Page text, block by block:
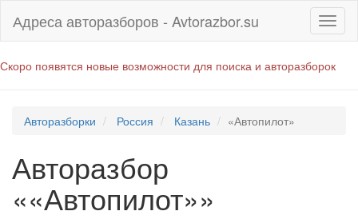
Адреса авторазборов - Avtorazbor.su
Скоро появятся новые возможности для поиска и авторазборок
Авторазборки Россия Казань «Автопилот»
Авторазбор
««Автопилот»»